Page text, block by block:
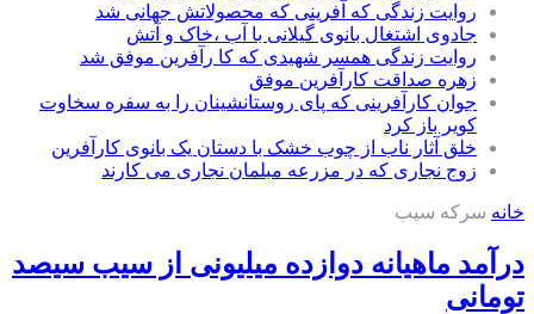
روایت زندگی که آفرینی که محصولاتش جهانی شد
جادوی اشتغال بانوی گیلانی با آب ،خاک و آتش
روایت زندگی همسر شهیدی که کا رآفرین موفق شد
زهره صداقت کارآفرین موفق
جوان کارآفرینی که پای روستانشینان را به سفره سخاوت
کویر باز کرد
خلق آثار ناب از چوب خشک با دستان یک بانوی کارآفرین
زوج نجاری که در مزرعه مبلمان نجاری می کارند
خانه سرکه سیب
درآمد ماهیانه دوازده میلیونی از سیب سیصد
تومانی